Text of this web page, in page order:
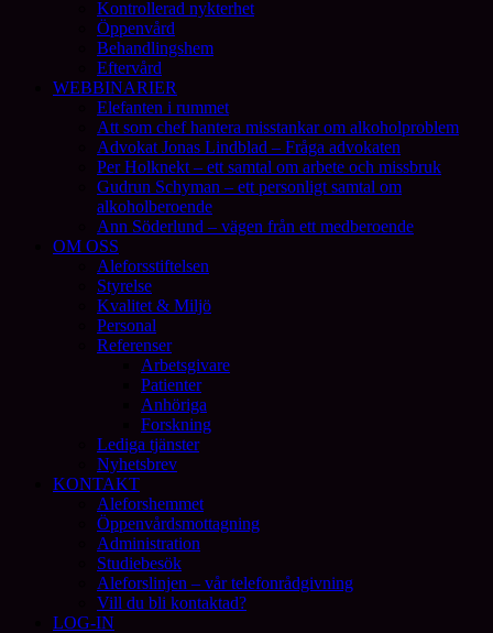
Kontrollerad nykterhet
Öppenvård
Behandlingshem
Eftervård
WEBBINARIER
Elefanten i rummet
Att som chef hantera misstankar om alkoholproblem
Advokat Jonas Lindblad – Fråga advokaten
Per Holknekt – ett samtal om arbete och missbruk
Gudrun Schyman – ett personligt samtal om
alkoholberoende
Ann Söderlund – vägen från ett medberoende
OM OSS
Aleforsstiftelsen
Styrelse
Kvalitet & Miljö
Personal
Referenser
Arbetsgivare
Patienter
Anhöriga
Forskning
Lediga tjänster
Nyhetsbrev
KONTAKT
Aleforshemmet
Öppenvårdsmottagning
Administration
Studiebesök
Aleforslinjen – vår telefonrådgivning
Vill du bli kontaktad?
LOG-IN